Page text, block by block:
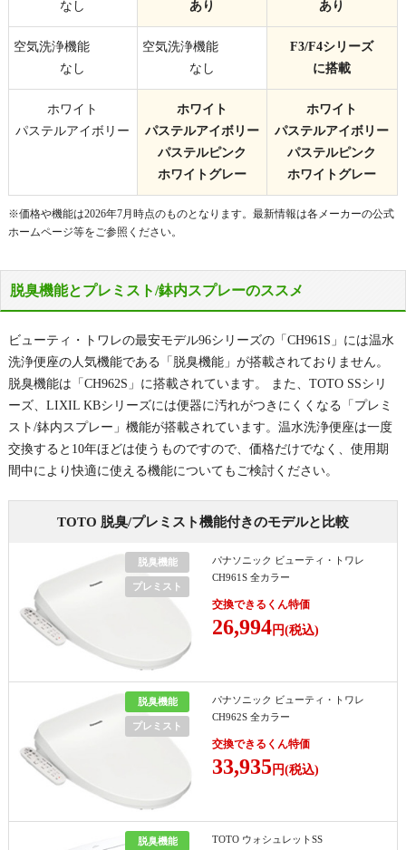
なし
あり
あり
空気洗浄機能
なし
空気洗浄機能
なし
F3/F4シリーズ
に搭載
ホワイト
パステルアイボリー
ホワイト
パステルアイボリー
パステルピンク
ホワイトグレー
ホワイト
パステルアイボリー
パステルピンク
ホワイトグレー
※価格や機能は2026年7月時点のものとなります。最新情報は各メーカーの公式
ホームページ等をご参照ください。
脱臭機能とプレミスト/鉢内スプレーのススメ
ビューティ・トワレの最安モデル96シリーズの「CH961S」には温水
洗浄便座の人気機能である「脱臭機能」が搭載されておりません。
脱臭機能は「CH962S」に搭載されています。 また、TOTO SSシリ
ーズ、LIXIL KBシリーズには便器に汚れがつきにくくなる「プレミ
スト/鉢内スプレー」機能が搭載されています。温水洗浄便座は一度
交換すると10年ほどは使うものですので、価格だけでなく、使用期
間中により快適に使える機能についてもご検討ください。
TOTO 脱臭/プレミスト機能付きのモデルと比較
脱臭機能
プレミスト
パナソニック ビューティ・トワレ
CH961S 全カラー
交換できるくん特価
26,994 円(税込)
脱臭機能
プレミスト
パナソニック ビューティ・トワレ
CH962S 全カラー
交換できるくん特価
33,935 円(税込)
脱臭機能
TOTO ウォシュレットSS